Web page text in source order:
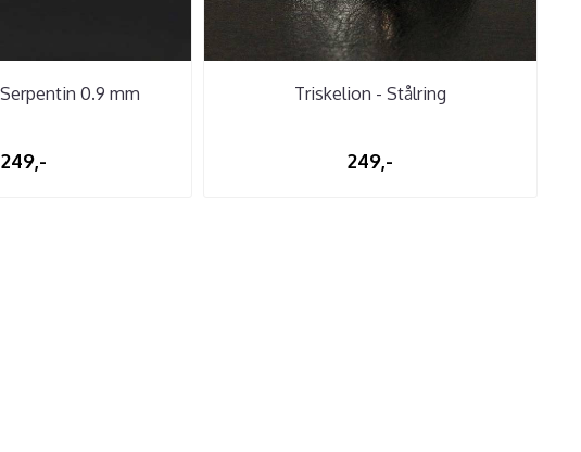
0.9 mm
249,-
Triskelion - Stålring
249,-